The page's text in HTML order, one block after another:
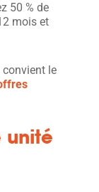
50 % de
mois et
le
unité